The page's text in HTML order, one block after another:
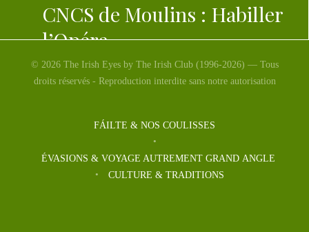
CNCS de Moulins : Habiller
l’Opéra
de Scène (CNCS).
© 2026 The Irish Eyes by The Irish Club (1996-2026) — Tous
droits réservés - Reproduction interdite sans notre autorisation
FÁILTE & NOS COULISSES
ÉVASIONS & VOYAGE AUTREMENT GRAND ANGLE
CULTURE & TRADITIONS